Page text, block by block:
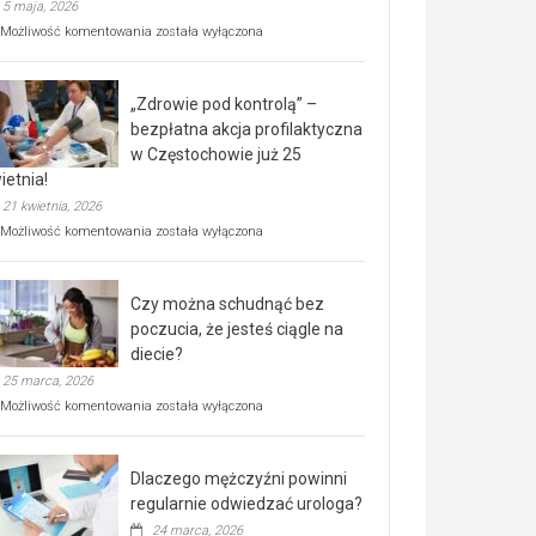
5 maja, 2026
Możliwość komentowania Rusza
rehabilitacji
dla
seniorów!
została wyłączona
„Zdrowie pod kontrolą” –
bezpłatna akcja profilaktyczna
w Częstochowie już 25
21 kwietnia, 2026
Możliwość komentowania „Zdrowie
bezpłatna
akcja
profilaktyczna
w
już
kwietnia!
została wyłączona
Czy można schudnąć bez
poczucia, że jesteś ciągle na
diecie?
25 marca, 2026
Możliwość komentowania Czy
poczucia,
że
została wyłączona
Dlaczego mężczyźni powinni
regularnie odwiedzać urologa?
24 marca, 2026